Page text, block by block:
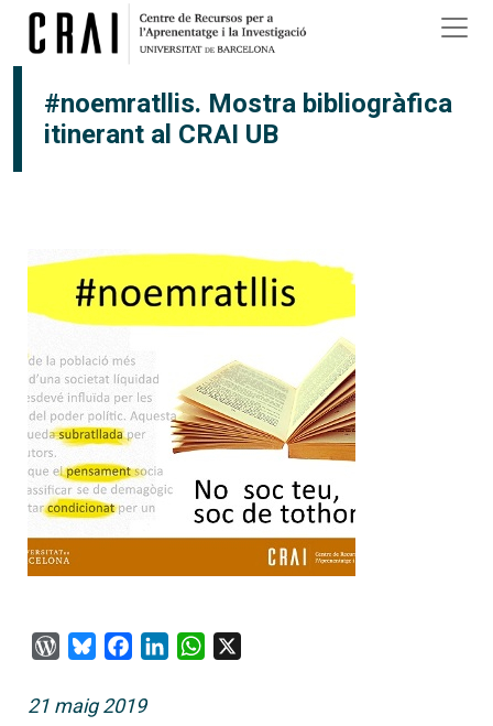
Vés al contingut
#noemratllis. Mostra bibliogràfica
itinerant al CRAI UB
WordPress
BlueskyFacebook
LinkedInWhatsApp
21 maig 2019